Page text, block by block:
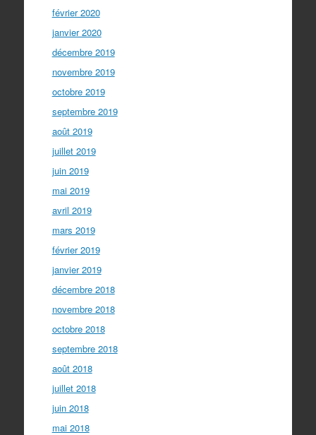
février 2020
janvier 2020
décembre 2019
novembre 2019
octobre 2019
septembre 2019
août 2019
juillet 2019
juin 2019
mai 2019
avril 2019
mars 2019
février 2019
janvier 2019
décembre 2018
novembre 2018
octobre 2018
septembre 2018
août 2018
juillet 2018
juin 2018
mai 2018